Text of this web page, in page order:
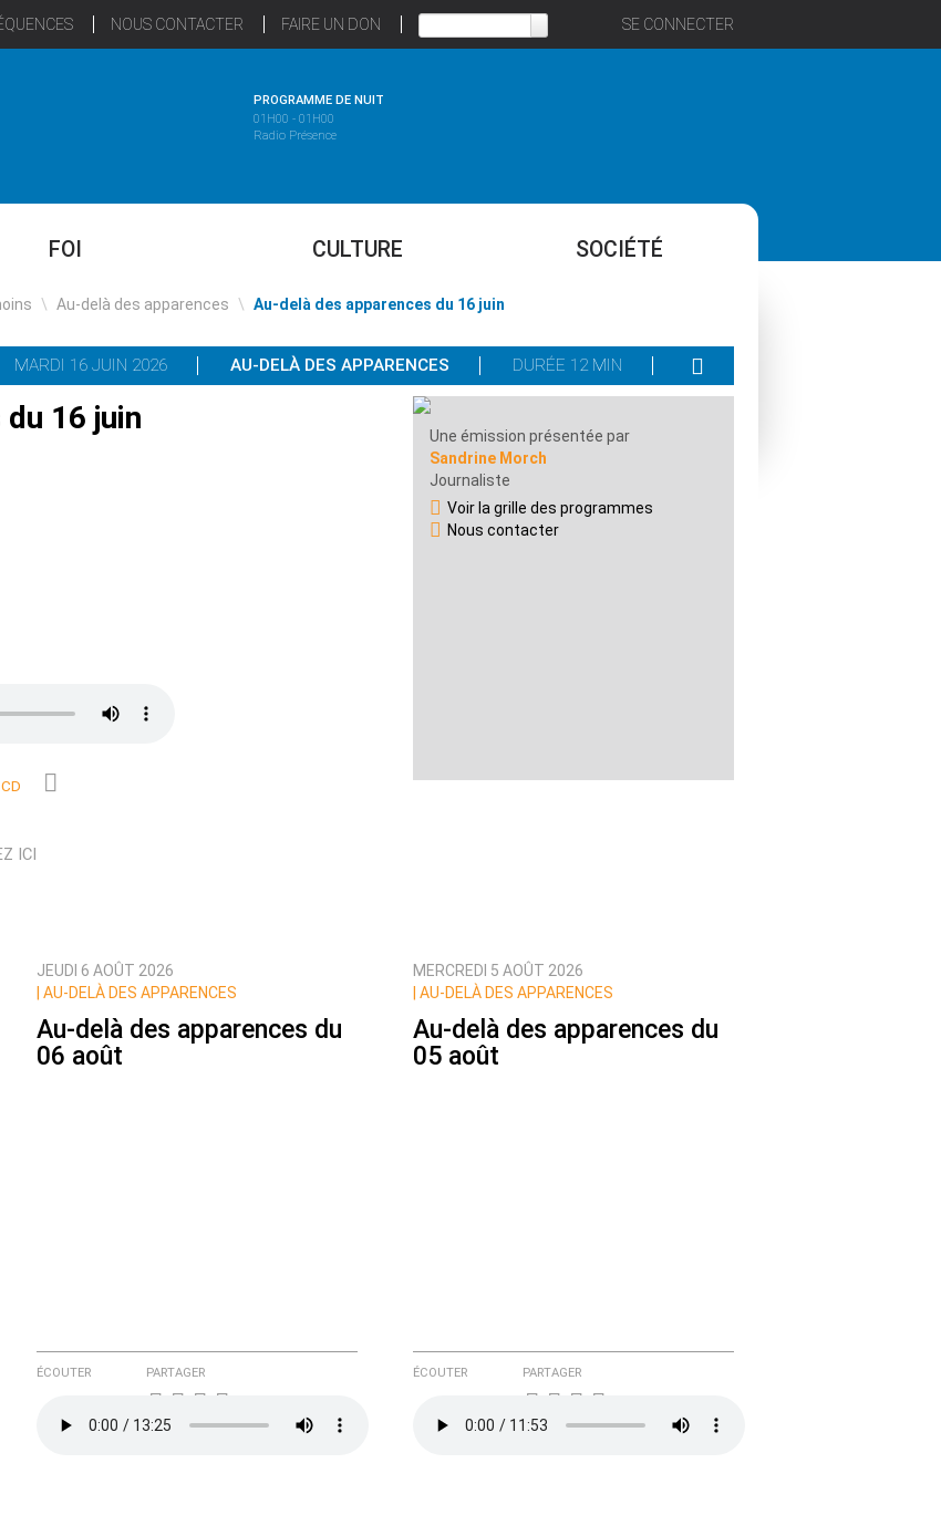
NOUS CONTACTER FAIRE UN DON SE CONNECTER
PROGRAMME DE NUIT
01H00 - 01H00
Radio Présence
FOI CULTURE SOCIÉTÉ
\ Au-delà des apparences \ Au-delà des apparences du 16 juin
MARDI 16 JUIN 2026 AU-DELÀ DES APPARENCES DURÉE 12 MIN
16 juin
Une émission présentée par
Sandrine Morch
Journaliste
Voir la grille des programmes
Nous contacter
ICI
JEUDI 6 AOÛT 2026
AU-DELÀ DES APPARENCES
Au-delà des apparences du
06 août
ÉCOUTER PARTAGER
MERCREDI 5 AOÛT 2026
AU-DELÀ DES APPARENCES
Au-delà des apparences du
05 août
ÉCOUTER PARTAGER